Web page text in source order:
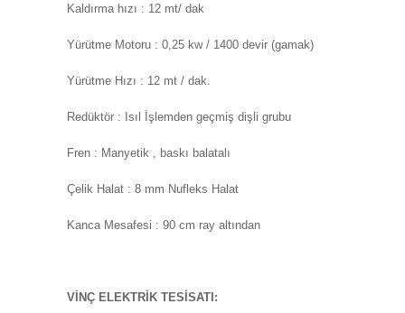
Kaldırma hızı : 12 mt/ dak
Yürütme Motoru : 0,25 kw / 1400 devir (gamak)
Yürütme Hızı : 12 mt / dak.
Redüktör : Isıl İşlemden geçmiş dişli grubu
Fren : Manyetik , baskı balatalı
Çelik Halat : 8 mm Nufleks Halat
Kanca Mesafesi : 90 cm ray altından
VİNÇ ELEKTRİK TESİSATI: